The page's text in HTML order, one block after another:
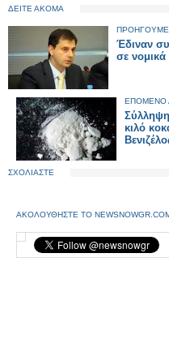
ΔΕΙΤΕ ΑΚΟΜΑ
Έδιναν
σε
ΕΠΟΜΕΝΟ
κιλό
ΣΧΟΛΙΑΣΤΕ
ΑΚΟΛΟΥΘΗΣΤΕ ΤΟ